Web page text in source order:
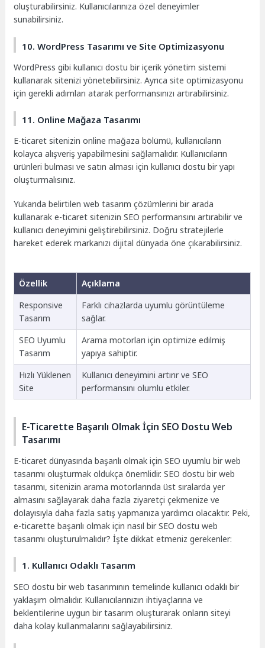
oluşturabilirsiniz. Kullanıcılarınıza özel deneyimler
sunabilirsiniz.
10. WordPress Tasarımı ve Site Optimizasyonu
WordPress gibi kullanıcı dostu bir içerik yönetim sistemi
kullanarak sitenizi yönetebilirsiniz. Ayrıca site optimizasyonu
için gerekli adımları atarak performansınızı artırabilirsiniz.
11. Online Mağaza Tasarımı
E-ticaret sitenizin online mağaza bölümü, kullanıcıların
kolayca alışveriş yapabilmesini sağlamalıdır. Kullanıcıların
ürünleri bulması ve satın alması için kullanıcı dostu bir yapı
oluşturmalısınız.
Yukarıda belirtilen web tasarım çözümlerini bir arada
kullanarak e-ticaret sitenizin SEO performansını artırabilir ve
kullanıcı deneyimini geliştirebilirsiniz. Doğru stratejilerle
hareket ederek markanızı dijital dünyada öne çıkarabilirsiniz.
Özellik
Açıklama
Responsive
Tasarım
Farklı cihazlarda uyumlu görüntüleme
sağlar.
SEO Uyumlu
Tasarım
Arama motorları için optimize edilmiş
yapıya sahiptir.
Hızlı Yüklenen
Site
Kullanıcı deneyimini artırır ve SEO
performansını olumlu etkiler.
E-Ticarette Başarılı Olmak İçin SEO Dostu Web
Tasarımı
E-ticaret dünyasında başarılı olmak için SEO uyumlu bir web
tasarımı oluşturmak oldukça önemlidir. SEO dostu bir web
tasarımı, sitenizin arama motorlarında üst sıralarda yer
almasını sağlayarak daha fazla ziyaretçi çekmenize ve
dolayısıyla daha fazla satış yapmanıza yardımcı olacaktır. Peki,
e-ticarette başarılı olmak için nasıl bir SEO dostu web
tasarımı oluşturulmalıdır? İşte dikkat etmeniz gerekenler:
1. Kullanıcı Odaklı Tasarım
SEO dostu bir web tasarımının temelinde kullanıcı odaklı bir
yaklaşım olmalıdır. Kullanıcılarınızın ihtiyaçlarına ve
beklentilerine uygun bir tasarım oluşturarak onların siteyi
daha kolay kullanmalarını sağlayabilirsiniz.